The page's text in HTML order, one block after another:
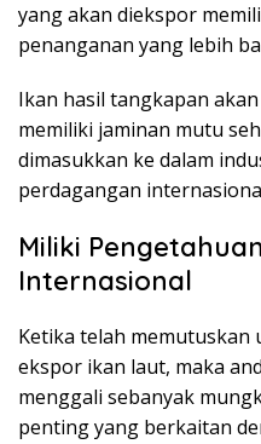
yang akan diekspor
penanganan yang lebih
Ikan hasil tangkapan
memiliki jaminan mutu
dimasukkan ke dalam
perdagangan
Miliki
Internasional
Ketika telah
ekspor ikan laut, maka
menggali sebanyak
penting yang berkaitan